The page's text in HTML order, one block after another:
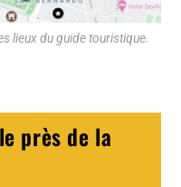
lieux du guide touristique.
près de la